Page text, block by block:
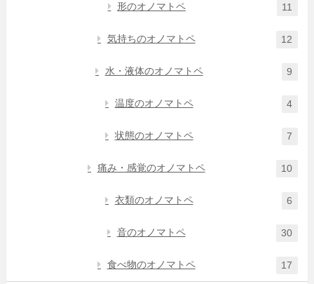
形のオノマトペ 11
気持ちのオノマトペ 12
水・液体のオノマトペ 9
温度のオノマトペ 4
状態のオノマトペ 7
痛み・感覚のオノマトペ 10
衣類のオノマトペ 6
音のオノマトペ 30
食べ物のオノマトペ 17